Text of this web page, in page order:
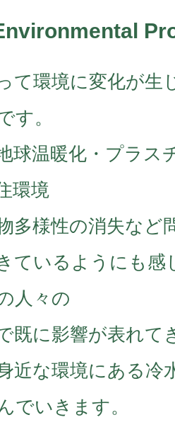
て環境に変化が生
す。
球温暖化・プラス
環境
多様性の消失など
ているようにも感
人々の
既に影響が表れて
近な環境にある冷
でいきます。